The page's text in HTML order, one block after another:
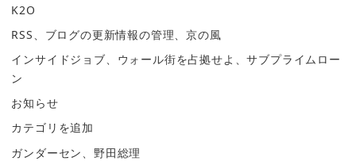
K2O
RSS、ブログの更新情報の管理、京の風
インサイドジョブ、ウォール街を占拠せよ、サブプライムロー
ン
お知らせ
カテゴリを追加
ガンダーセン、野田総理